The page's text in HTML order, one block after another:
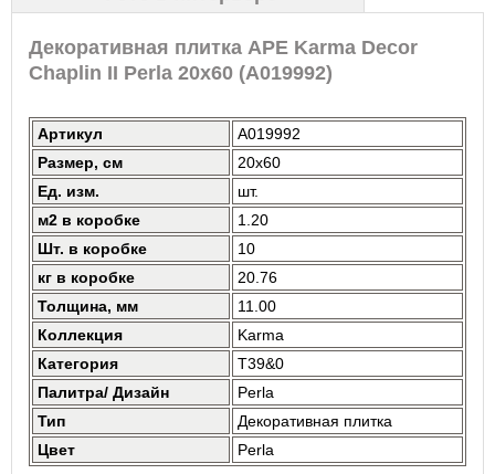
Декоративная плитка APE Karma Decor
Chaplin II Perla 20x60 (A019992)
Артикул
A019992
Размер, см
20x60
Ед. изм.
шт.
м2 в коробке
1.20
Шт. в коробке
10
кг в коробке
20.76
Толщина, мм
11.00
Коллекция
Karma
Категория
T39&0
Палитра/ Дизайн
Perla
Тип
Декоративная плитка
Цвет
Perla